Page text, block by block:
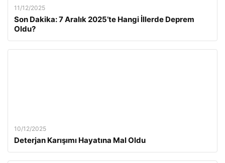
11/12/2025
Son Dakika: 7 Aralık 2025’te Hangi İllerde Deprem
Oldu?
10/12/2025
Deterjan Karışımı Hayatına Mal Oldu